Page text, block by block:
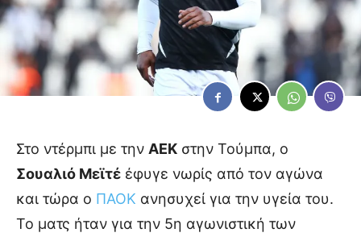
Στο ντέρμπι με την ΑΕΚ στην Τούμπα, ο
Σουαλιό Μεϊτέ έφυγε νωρίς από τον αγώνα
και τώρα ο ΠΑΟΚ ανησυχεί για την υγεία του.
Το ματς ήταν για την 5η αγωνιστική των